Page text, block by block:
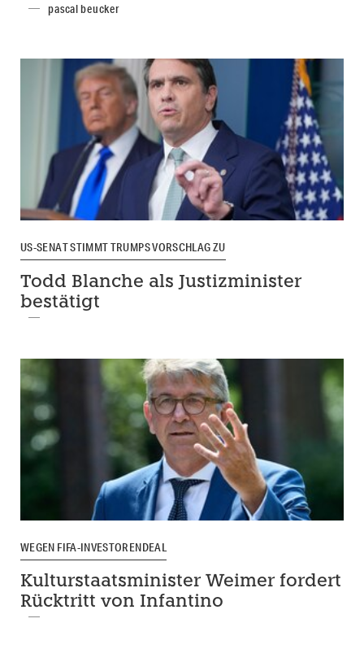
pascal beucker
US-SENAT STIMMT TRUMPS VORSCHLAG ZU
Todd Blanche als Justizminister
bestätigt
WEGEN FIFA-INVESTORENDEAL
Kulturstaatsminister Weimer fordert
Rücktritt von Infantino